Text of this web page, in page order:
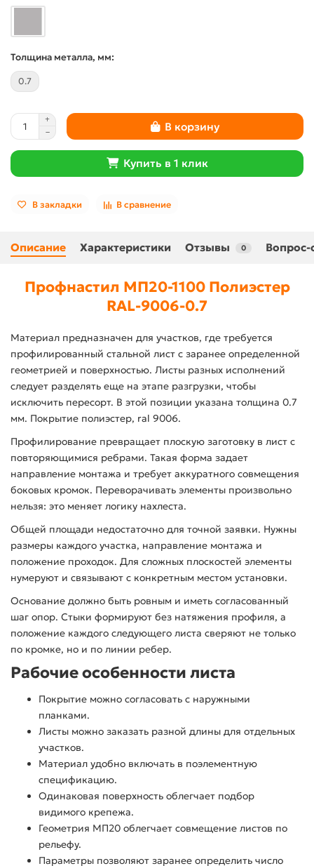
Толщина металла, мм:
0.7
В корзину
Купить в 1 клик
В закладки В сравнение
Описание Характеристики Отзывы 0 Вопрос-
Профнастил МП20-1100 Полиэстер
RAL-9006-0.7
Материал предназначен для участков, где требуется
профилированный стальной лист с заранее определенной
геометрией и поверхностью. Листы разных исполнений
следует разделять еще на этапе разгрузки, чтобы
исключить пересорт. В этой позиции указана толщина 0.7
мм. Покрытие полиэстер, ral 9006.
Профилирование превращает плоскую заготовку в лист с
повторяющимися ребрами. Такая форма задает
направление монтажа и требует аккуратного совмещения
боковых кромок. Переворачивать элементы произвольно
нельзя: это меняет логику нахлеста.
Общей площади недостаточно для точной заявки. Нужны
размеры каждого участка, направление монтажа и
положение проходок. Для сложных плоскостей элементы
нумеруют и связывают с конкретным местом установки.
Основание должно быть ровным и иметь согласованный
шаг опор. Стыки формируют без натяжения профиля, а
положение каждого следующего листа сверяют не только
по кромке, но и по линии ребер.
Рабочие особенности листа
Покрытие можно согласовать с наружными
планками.
Листы можно заказать разной длины для отдельных
участков.
Материал удобно включать в поэлементную
спецификацию.
Одинаковая поверхность облегчает подбор
видимого крепежа.
Геометрия МП20 облегчает совмещение листов по
рельефу.
Параметры позволяют заранее определить число